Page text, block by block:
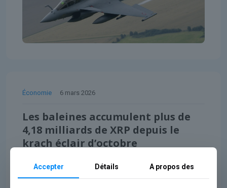
Économie 6 mars 2026
Les baleines accumulent plus de
4,18 milliards de XRP depuis le
krach éclair d’octobre
Accepter Détails A propos des